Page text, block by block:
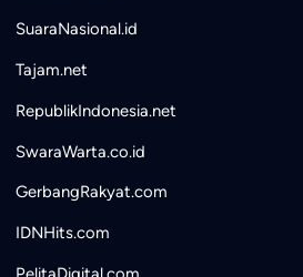
SuaraNasional.id
Tajam.net
RepublikIndonesia.net
SwaraWarta.co.id
GerbangRakyat.com
IDNHits.com